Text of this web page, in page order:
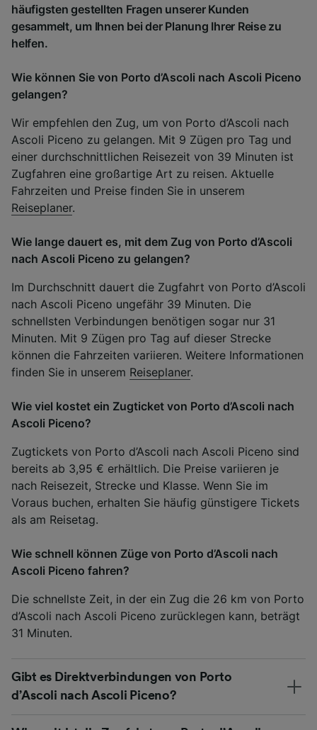
häufigsten gestellten Fragen unserer Kunden
gesammelt, um Ihnen bei der Planung Ihrer Reise zu
helfen.
Wie können Sie von Porto d’Ascoli nach Ascoli Piceno
gelangen?
Wir empfehlen den Zug, um von Porto d’Ascoli nach
Ascoli Piceno zu gelangen. Mit 9 Zügen pro Tag und
einer durchschnittlichen Reisezeit von 39 Minuten ist
Zugfahren eine großartige Art zu reisen. Aktuelle
Fahrzeiten und Preise finden Sie in unserem
Reiseplaner.
Wie lange dauert es, mit dem Zug von Porto d’Ascoli
nach Ascoli Piceno zu gelangen?
Im Durchschnitt dauert die Zugfahrt von Porto d’Ascoli
nach Ascoli Piceno ungefähr 39 Minuten. Die
schnellsten Verbindungen benötigen sogar nur 31
Minuten. Mit 9 Zügen pro Tag auf dieser Strecke
können die Fahrzeiten variieren. Weitere Informationen
finden Sie in unserem Reiseplaner.
Wie viel kostet ein Zugticket von Porto d’Ascoli nach
Ascoli Piceno?
Zugtickets von Porto d’Ascoli nach Ascoli Piceno sind
bereits ab 3,95 € erhältlich. Die Preise variieren je
nach Reisezeit, Strecke und Klasse. Wenn Sie im
Voraus buchen, erhalten Sie häufig günstigere Tickets
als am Reisetag.
Wie schnell können Züge von Porto d’Ascoli nach
Ascoli Piceno fahren?
Die schnellste Zeit, in der ein Zug die 26 km von Porto
d’Ascoli nach Ascoli Piceno zurücklegen kann, beträgt
31 Minuten.
Gibt es Direktverbindungen von Porto
d’Ascoli nach Ascoli Piceno?